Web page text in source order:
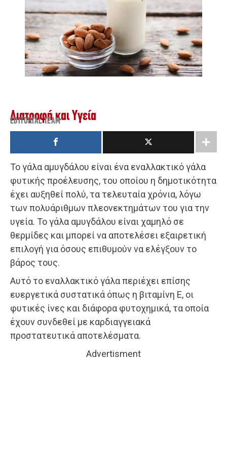
Διατροφή και Υγεία
EDITORIAL TEAM
Το γάλα αμυγδάλου είναι ένα εναλλακτικό γάλα
φυτικής προέλευσης, του οποίου η δημοτικότητα
έχει αυξηθεί πολύ, τα τελευταία χρόνια, λόγω
των πολυάριθμων πλεονεκτημάτων του για την
υγεία. Το γάλα αμυγδάλου είναι χαμηλό σε
θερμίδες και μπορεί να αποτελέσει εξαιρετική
επιλογή για όσους επιθυμούν να ελέγξουν το
βάρος τους.
Αυτό το εναλλακτικό γάλα περιέχει επίσης
ευεργετικά συστατικά όπως η βιταμίνη Ε, οι
φυτικές ίνες και διάφορα φυτοχημικά, τα οποία
έχουν συνδεθεί με καρδιαγγειακά
προστατευτικά αποτελέσματα.
Advertisment